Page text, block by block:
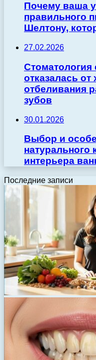
Почему ваша
правильного
Шелтону,
27.02.2026
Стоматология
отказалась от
отбеливания
зубов
30.01.2026
Выбор и
натурального
интерьера
Последние записи